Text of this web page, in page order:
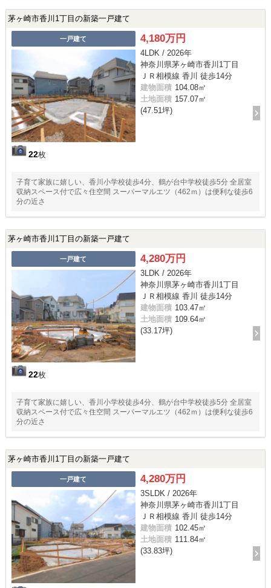
茅ヶ崎市香川1丁目の新築一戸建て
一戸建て
22枚
4,180万円
4LDK / 2026年
神奈川県茅ヶ崎市香川1丁目
ＪＲ相模線 香川 徒歩14分
建物面積 104.08㎡
土地面積 157.07㎡
(47.51坪)
子育て家族に嬉しい、香川小学校徒歩4分、鶴が台中学校徒歩5分 全居室
収納スペース付で広々住空間 スーパーマルエツ（462ｍ）は便利な徒歩6
分の近さ
茅ヶ崎市香川1丁目の新築一戸建て
一戸建て
22枚
4,280万円
3LDK / 2026年
神奈川県茅ヶ崎市香川1丁目
ＪＲ相模線 香川 徒歩14分
建物面積 103.47㎡
土地面積 109.64㎡
(33.17坪)
子育て家族に嬉しい、香川小学校徒歩4分、鶴が台中学校徒歩5分 全居室
収納スペース付で広々住空間 スーパーマルエツ（462ｍ）は便利な徒歩6
分の近さ
茅ヶ崎市香川1丁目の新築一戸建て
一戸建て 4,280万円
3SLDK / 2026年
神奈川県茅ヶ崎市香川1丁目
ＪＲ相模線 香川 徒歩14分
建物面積 102.45㎡
土地面積 111.84㎡
(33.83坪)